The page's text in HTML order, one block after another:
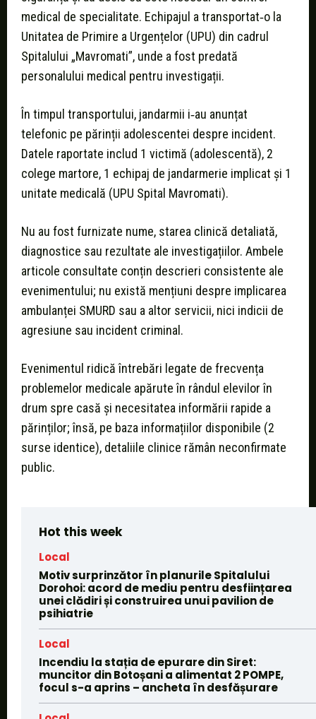
medical de specialitate. Echipajul a transportat‑o la
Unitatea de Primire a Urgențelor (UPU) din cadrul
Spitalului „Mavromati”, unde a fost predată
personalului medical pentru investigații.
În timpul transportului, jandarmii i‑au anunțat
telefonic pe părinții adolescentei despre incident.
Datele raportate includ 1 victimă (adolescentă), 2
colege martore, 1 echipaj de jandarmerie implicat și 1
unitate medicală (UPU Spital Mavromati).
Nu au fost furnizate nume, starea clinică detaliată,
diagnostice sau rezultate ale investigațiilor. Ambele
articole consultate conțin descrieri consistente ale
evenimentului; nu există mențiuni despre implicarea
ambulanței SMURD sau a altor servicii, nici indicii de
agresiune sau incident criminal.
Evenimentul ridică întrebări legate de frecvența
problemelor medicale apărute în rândul elevilor în
drum spre casă și necesitatea informării rapide a
părinților; însă, pe baza informațiilor disponibile (2
surse identice), detaliile clinice rămân neconfirmate
public.
Hot this week
Local
Motiv surprinzător în planurile Spitalului
Dorohoi: acord de mediu pentru desființarea
unei clădiri și construirea unui pavilion de
psihiatrie
Local
Incendiu la stația de epurare din Siret:
muncitor din Botoșani a alimentat 2 POMPE,
focul s-a aprins – ancheta în desfășurare